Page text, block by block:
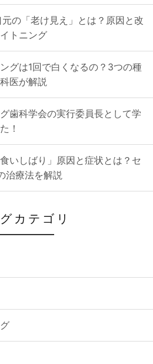
の「老け見え」とは？原因と改
トニング
グは1回で白くなるの？3つの種
医が解説
歯科学会の実行委員長として学
！
いしばり」原因と症状とは？セ
治療法を解説
カテゴリ